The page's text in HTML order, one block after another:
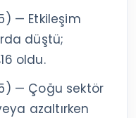
— Etkileşim
düştü;
oldu.
— Çoğu sektör
azaltırken